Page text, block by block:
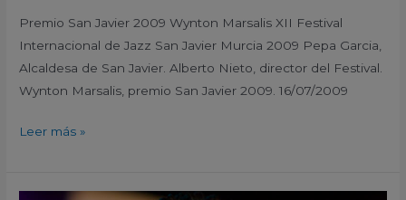
Premio San Javier 2009 Wynton Marsalis XII Festival
Internacional de Jazz San Javier Murcia 2009 Pepa Garcia,
Alcaldesa de San Javier. Alberto Nieto, director del Festival.
Wynton Marsalis, premio San Javier 2009. 16/07/2009
Leer más »